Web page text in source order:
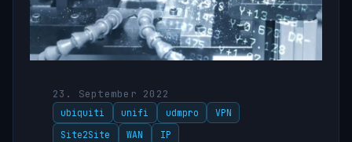
23. September 2022
ubiquiti unifi udmpro
VPN
Site2Site
WAN IP